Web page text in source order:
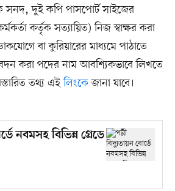
সনদ, দুই কপি পাসপোর্ট সাইজের
কর্তৃক সত্যায়িত) নিজ স্বাক্ষর করা
বা কুরিয়ারের মাধ্যমে পাঠাতে
করা পদের নাম আবশ্যিকভাবে লিখতে
তথ্য এইলিংকেজানা যাবে।
নবমসহ বিভিন্ন গ্রেডে